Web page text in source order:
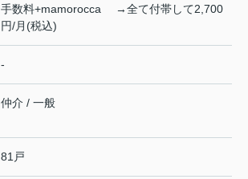
手数料+mamorocca →全て付帯して2,700
円/月(税込)
-
仲介 / 一般
81戸